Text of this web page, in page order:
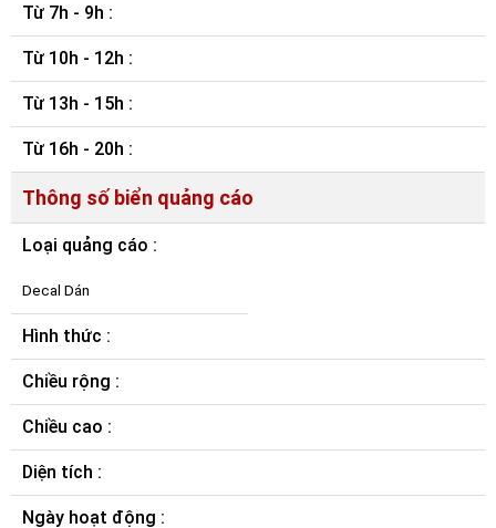
Từ 7h - 9h :
Từ 10h - 12h :
Từ 13h - 15h :
Từ 16h - 20h :
Thông số biển quảng cáo
Loại quảng cáo :
Decal Dán
Hình thức :
Chiều rộng :
Chiều cao :
Diện tích :
Ngày hoạt động :